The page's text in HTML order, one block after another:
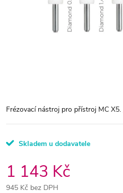
Frézovací nástroj pro přístroj MC X5.
Skladem u dodavatele
1 143 Kč
945 Kč bez DPH